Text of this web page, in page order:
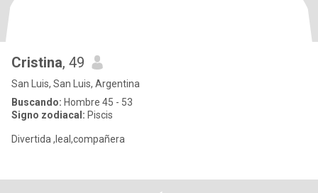
Cristina, 49
San Luis, San Luis, Argentina
Buscando: Hombre 45 - 53
Signo zodiacal: Piscis
Divertida ,leal,compañera